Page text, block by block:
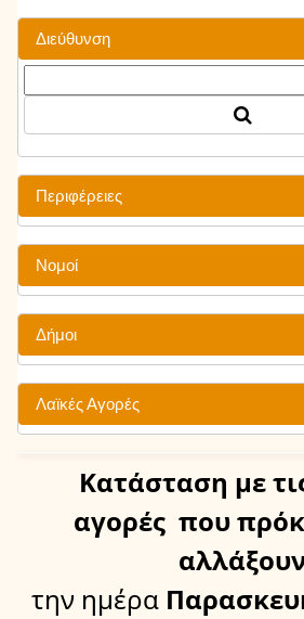
Διεύθυνση
Περιφέρειες
Νομοί
Δήμοι
Λαϊκές Αγορές
Κατάσταση με
αγορές που
την ημέρα